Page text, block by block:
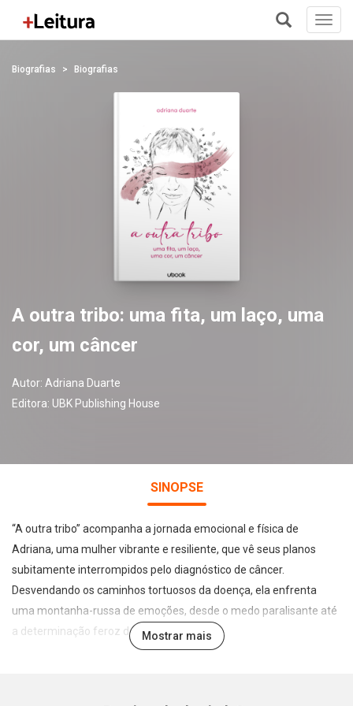
Biografias Biografias
A outra tribo: uma fita, um laço, uma
cor, um câncer
Autor: Adriana Duarte
Editora: UBK Publishing House
SINOPSE
“A outra tribo” acompanha a jornada emocional e física de
Adriana, uma mulher vibrante e resiliente, que vê seus planos
subitamente interrompidos pelo diagnóstico de câncer.
Desvendando os caminhos tortuosos da doença, ela enfrenta
uma montanha-russa de emoções, desde o medo paralisante até
a determinação feroz de vencer.Mostrar mais